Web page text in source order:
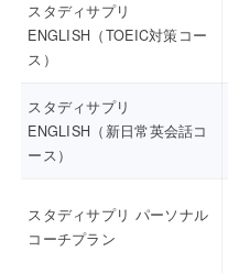
スタディサプリ
ENGLISH（TOEIC対策コー
ス）
スタディサプリ
ENGLISH（新日常英会話コ
ース）
スタディサプリ パーソナル
コーチプラン